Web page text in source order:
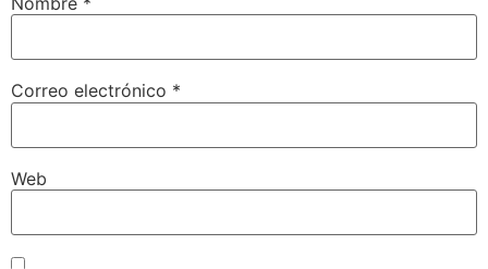
Correo electrónico *
Web